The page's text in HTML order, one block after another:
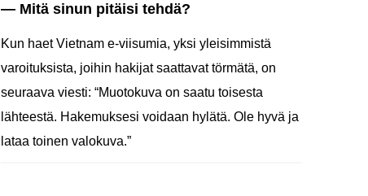
— Mitä sinun pitäisi tehdä?
Kun haet Vietnam e-viisumia, yksi yleisimmistä
varoituksista, joihin hakijat saattavat törmätä, on
seuraava viesti: “Muotokuva on saatu toisesta
lähteestä. Hakemuksesi voidaan hylätä. Ole hyvä ja
lataa toinen valokuva.”